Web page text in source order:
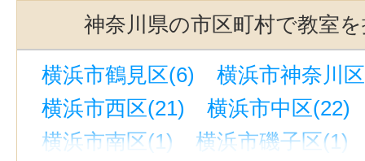
神奈川県の市区町村で教室
横浜市鶴見区(6)
横浜市神奈川
横浜市西区(21)
横浜市中区(22)
横浜市南区(1)
横浜市磯子区(1)